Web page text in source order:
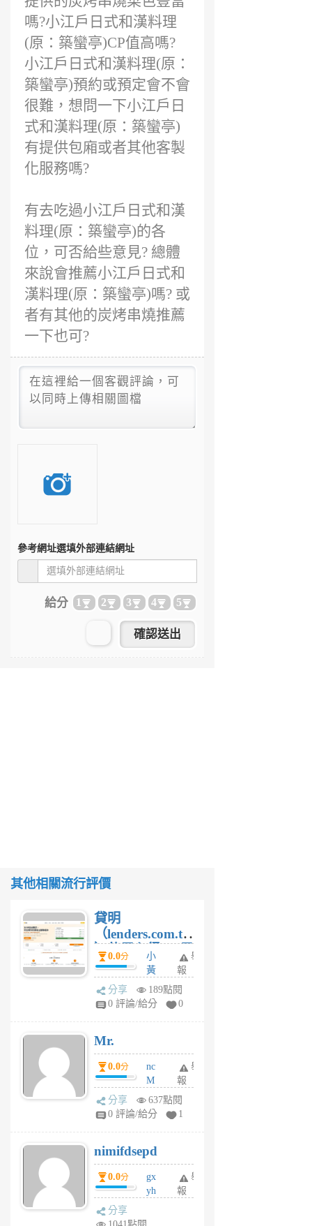
嗎?小江戶日式和漢料理
(原：築蠻亭)CP值高嗎?
小江戶日式和漢料理(原：
築蠻亭)預約或預定會不會
很難，想問一下小江戶日
式和漢料理(原：築蠻亭)
有提供包廂或者其他客製
化服務嗎?
有去吃過小江戶日式和漢
料理(原：築蠻亭)的各
位，可否給些意見? 總體
來說會推薦小江戶日式和
漢料理(原：築蠻亭)嗎? 或
者有其他的炭烤串燒推薦
一下也可?
參考網址選填外部連結網址
給分 1 2 3 4 5
其他相關流行評價
貸明
（lenders.com.tw
）使用心得 — 民
間貸款比較平台
體驗
0.0分
小
黃
蜂
1
舉
報
分享
189點閱
0 評論/給分
0
Mr.
0.0分
nc
M
U
F
U
5
個
月
舉
報
分享
637點閱
0 評論/給分
1
nimifdsepd
0.0分
gx
yh
舉
報
分享